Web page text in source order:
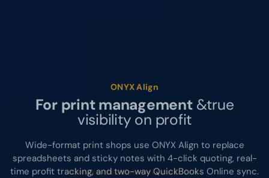
ONYX Align
For print management&true
visibility on profit
Wide-format print shops use ONYX Align to replace
spreadsheets and sticky notes with 4-click quoting, real-
time profit tracking, and two-way QuickBooks Online sync.